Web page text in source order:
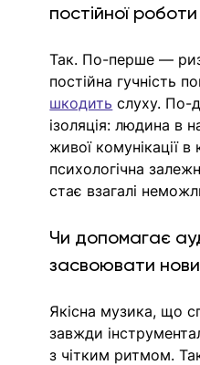
постійної
Так. По-перше —
постійна гучність
шкодить слуху. По-
ізоляція: людина в
живої комунікації
психологічна
стає взагалі
Чи допомагає
засвоювати
Якісна музика, що
завжди
з чітким ритмом.